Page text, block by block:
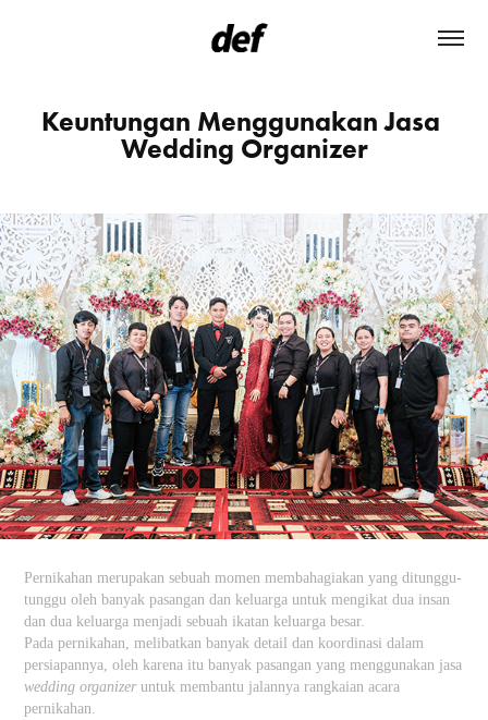
Keuntungan Menggunakan Jasa
Wedding Organizer
Pernikahan merupakan sebuah momen membahagiakan yang ditunggu-
tunggu oleh banyak pasangan dan keluarga untuk mengikat dua insan
dan dua keluarga menjadi sebuah ikatan keluarga besar.
Pada pernikahan, melibatkan banyak detail dan koordinasi dalam
persiapannya, oleh karena itu banyak pasangan yang menggunakan jasa
wedding organizeruntuk membantu jalannya rangkaian acara
pernikahan.